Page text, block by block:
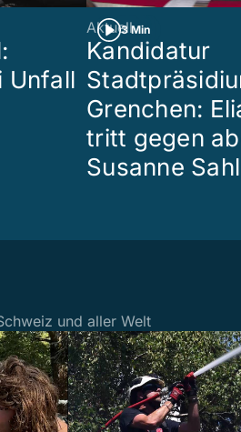
Unfall
3 Min
Aktuell
Kandidatur
Grenchen:
tritt gegen
Susanne
und aller Welt